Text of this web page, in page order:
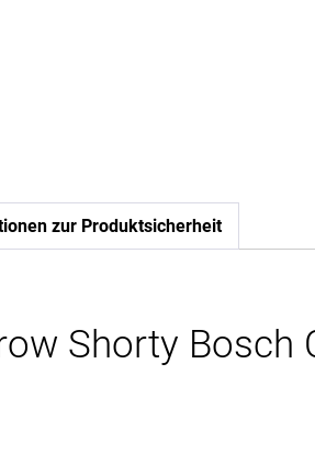
zur Produktsicherheit
Shorty Bosch